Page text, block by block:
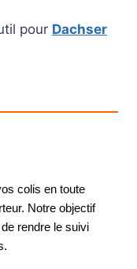
pour Dachser
colis en toute
Notre objectif
rendre le suivi